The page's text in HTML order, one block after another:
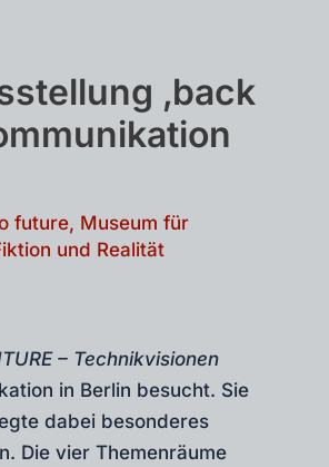
‚back
future, Museum für
und Realität
– Technikvisionen
in Berlin besucht. Sie
dabei besonderes
Die vier Themenräume